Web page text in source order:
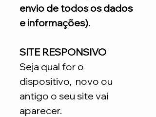
envio de todos os dados
e informações).
SITE RESPONSIVO
Seja qual for o
dispositivo, novo ou
antigo o seu site vai
aparecer.